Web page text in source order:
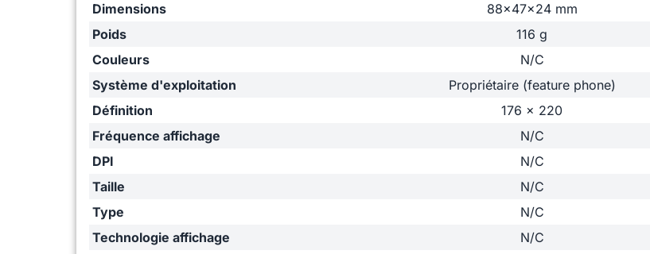
Dimensions
88x47x24 mm
Poids
116 g
Couleurs
N/C
Système d'exploitation
Propriétaire (feature phone)
Définition
176 x 220
Fréquence affichage
N/C
DPI
N/C
Taille
N/C
Type
N/C
Technologie affichage
N/C